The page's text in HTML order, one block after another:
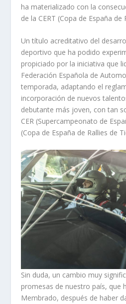
ha materializado con la
de la CERT (Copa de España de
Un título acreditativo del
deportivo que ha podido
propiciado por la iniciativa que
Federación Española de
temporada, adaptando el
incorporación de nuevos
debutante más joven, con tan
CER (Supercampeonato de
(Copa de España de Rallies de
Sin duda, un cambio muy
promesas de nuestro país, que
Membrado, después de haber